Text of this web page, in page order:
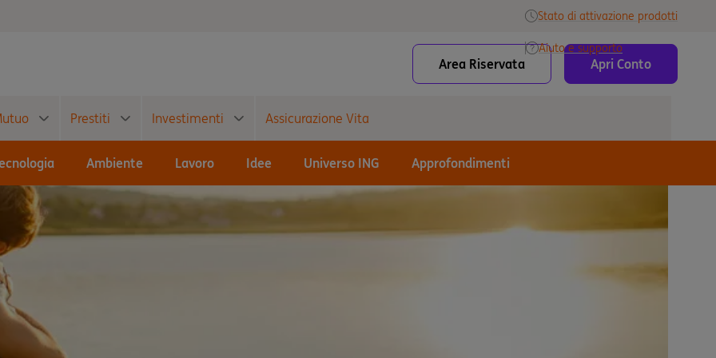
Stato di attivazione prodotti
Aiuto e supporto
Area Riservata Apri Conto
Prestiti Investimenti Assicurazione Vita
Ambiente Lavoro Idee Universo ING Approfondimenti